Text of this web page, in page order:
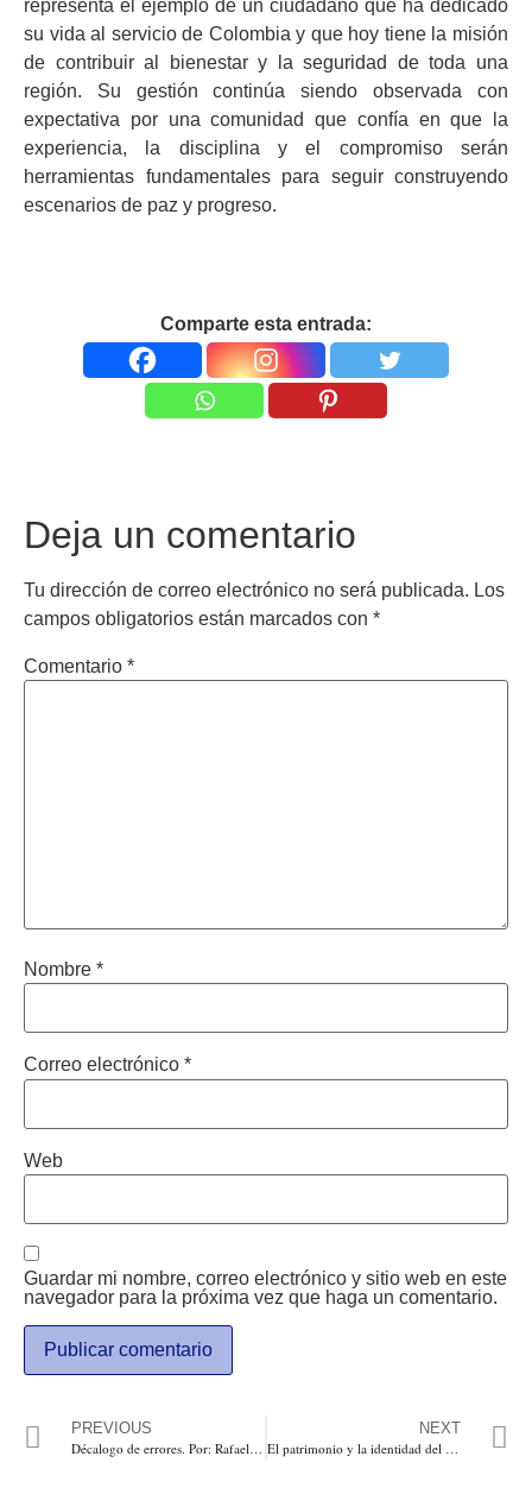
representa el ejemplo de un ciudadano que ha dedicado
su vida al servicio de Colombia y que hoy tiene la misión
de contribuir al bienestar y la seguridad de toda una
región. Su gestión continúa siendo observada con
expectativa por una comunidad que confía en que la
experiencia, la disciplina y el compromiso serán
herramientas fundamentales para seguir construyendo
escenarios de paz y progreso.
Comparte esta entrada:
Deja un comentario
Tu dirección de correo electrónico no será publicada. Los
campos obligatorios están marcados con *
Comentario *
Nombre *
Correo electrónico *
Web
Guardar mi nombre, correo electrónico y sitio web en este
navegador para la próxima vez que haga un comentario.
PREVIOUS
Décalogo de errores. Por: Rafael Nieto Loaiza
NEXT
El patrimonio y la identidad del departamento se encuentran en ‘Atlántico en dos lentes’